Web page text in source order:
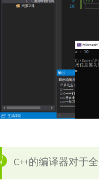
C++的编译器对于